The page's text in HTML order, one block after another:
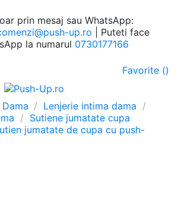
prin mesaj sau WhatsApp:
up.ro | Puteti face
la numarul 0730177166
Favorite ()
Lenjerie intima dama
Sutiene jumatate cupa
jumatate de cupa cu push-